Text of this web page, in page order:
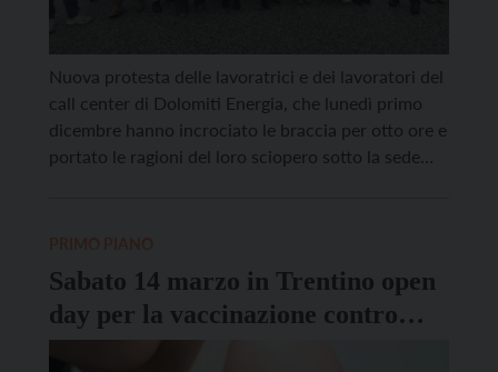
Nuova protesta delle lavoratrici e dei lavoratori del
call center di Dolomiti Energia, che lunedì primo
dicembre hanno incrociato le braccia per otto ore e
portato le ragioni del loro sciopero sotto la sede
Sabato 14 marzo in Trentino open
day per la vaccinazione contro
l’Hpv